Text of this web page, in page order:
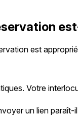
est
Votre
un lien paraît-